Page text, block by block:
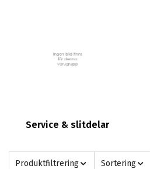
Service & slitdelar
Produktfiltrering Sortering